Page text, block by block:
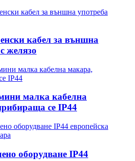
кабел за външна
желязо
малка кабелна
се IP44
оборудване IP44